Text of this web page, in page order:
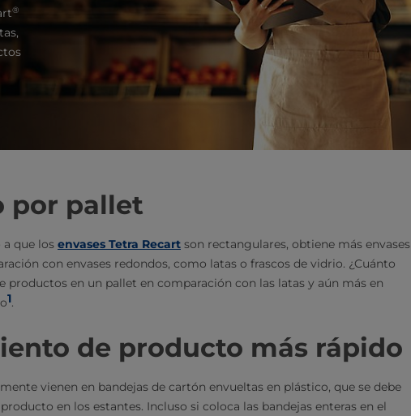
®
por pallet
que los envases Tetra Recart son rectangulares, obtiene más envases
con envases redondos, como latas o frascos de vidrio. ¿Cuánto
productos en un pallet en comparación con las latas y aún más en
1.
de producto más rápido
vienen en bandejas de cartón envueltas en plástico, que se debe
en los estantes. Incluso si coloca las bandejas enteras en el